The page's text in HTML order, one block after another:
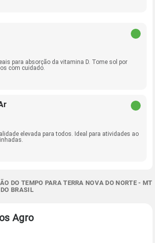
para absorção da vitamina D. Tome sol por
com cuidado.
elevada para todos. Ideal para atividades ao
DO TEMPO PARA TERRA NOVA DO NORTE - MT
BRASIL
Agro